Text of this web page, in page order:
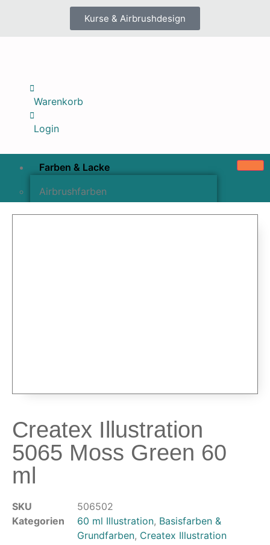
Kurse & Airbrushdesign
Warenkorb
Login
Farben & Lacke
Airbrushfarben
Kompressoren
Anschlüsse & Verschraubungen
Luftfilter & Druckregler
Werkzeuge & Malzubehör
Pinstriping & Linienführung
Radierer & Schneidewerkzeuge
Plotter & Zubehör
Createx Illustration
5065 Moss Green 60
ml
SKU
506502
Kategorien
60 ml Illustration, Basisfarben &
Grundfarben, Createx Illustration